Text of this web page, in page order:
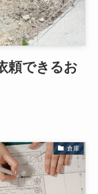
頼できるお
倉庫